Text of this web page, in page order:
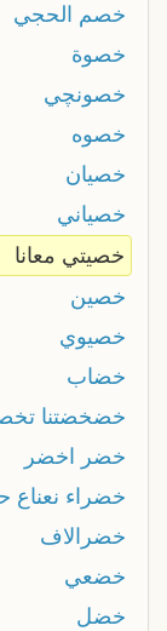
خصم الحجي
خصوة
خصونچي
خصوه
خصيان
خصياني
خصيتي معانا
خصين
خصيوي
خضاب
خضخضتنا
خضر اخضر
خضراء نعناع
خضرالاف
خضعي
خضل